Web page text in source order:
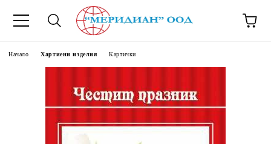
Начало Хартиени изделия Картички